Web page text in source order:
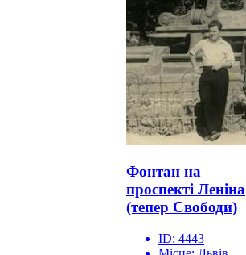
Фонтан на
проспекті Леніна
(тепер Свободи)
ID: 4443